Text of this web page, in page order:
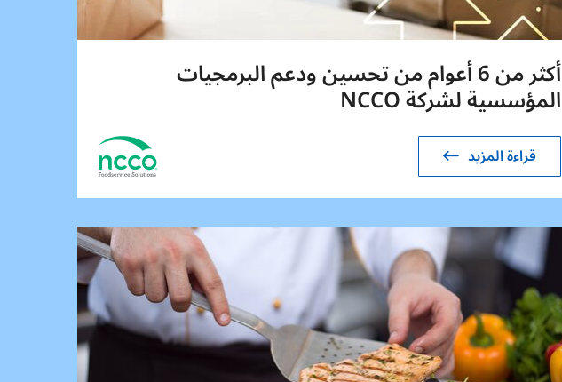
أكثر من 6 أعوام من تحسين ودعم البرمجيات
المؤسسية لشركة NCCO
قراءة المزيد